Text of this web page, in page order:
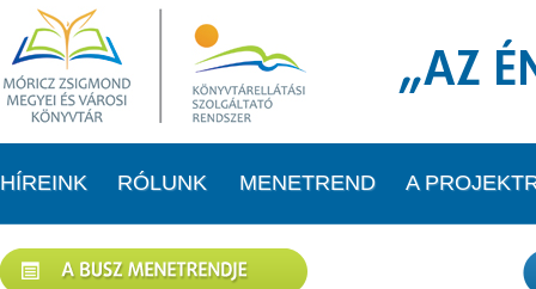
„AZ
HÍREINK RÓLUNK MENETREND A